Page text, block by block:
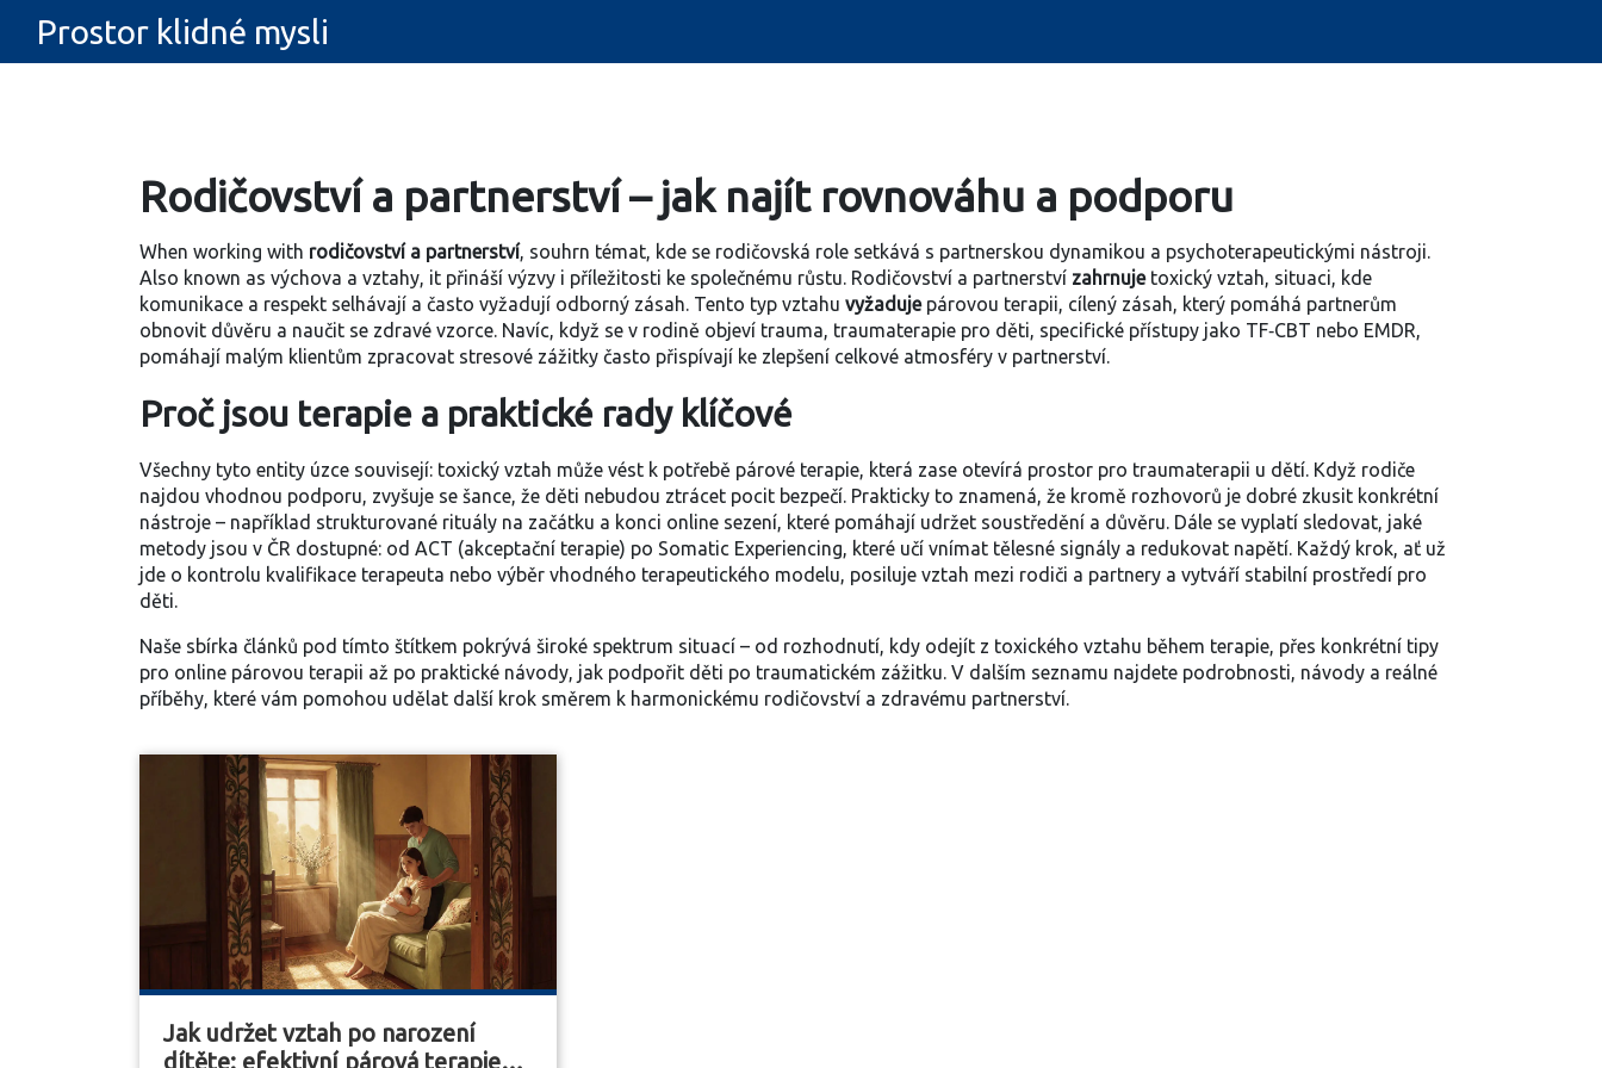
Prostor klidné mysli
Rodičovství a partnerství – jak najít rovnováhu a podporu
When working with rodičovství a partnerství, souhrn témat, kde se rodičovská role setkává s partnerskou dynamikou a psychoterapeutickými nástroji.
Also known as výchova a vztahy, it přináší výzvy i příležitosti ke společnému růstu. Rodičovství a partnerství zahrnuje toxický vztah, situaci, kde
komunikace a respekt selhávají a často vyžadují odborný zásah. Tento typ vztahu vyžaduje párovou terapii, cílený zásah, který pomáhá partnerům
obnovit důvěru a naučit se zdravé vzorce. Navíc, když se v rodině objeví trauma, traumaterapie pro děti, specifické přístupy jako TF‑CBT nebo EMDR,
pomáhají malým klientům zpracovat stresové zážitky často přispívají ke zlepšení celkové atmosféry v partnerství.
Proč jsou terapie a praktické rady klíčové
Všechny tyto entity úzce souvisejí: toxický vztah může vést k potřebě párové terapie, která zase otevírá prostor pro traumaterapii u dětí. Když rodiče
najdou vhodnou podporu, zvyšuje se šance, že děti nebudou ztrácet pocit bezpečí. Prakticky to znamená, že kromě rozhovorů je dobré zkusit konkrétní
nástroje – například strukturované rituály na začátku a konci online sezení, které pomáhají udržet soustředění a důvěru. Dále se vyplatí sledovat, jaké
metody jsou v ČR dostupné: od ACT (akceptační terapie) po Somatic Experiencing, které učí vnímat tělesné signály a redukovat napětí. Každý krok, ať už
jde o kontrolu kvalifikace terapeuta nebo výběr vhodného terapeutického modelu, posiluje vztah mezi rodiči a partnery a vytváří stabilní prostředí pro
děti.
Naše sbírka článků pod tímto štítkem pokrývá široké spektrum situací – od rozhodnutí, kdy odejít z toxického vztahu během terapie, přes konkrétní tipy
pro online párovou terapii až po praktické návody, jak podpořit děti po traumatickém zážitku. V dalším seznamu najdete podrobnosti, návody a reálné
příběhy, které vám pomohou udělat další krok směrem k harmonickému rodičovství a zdravému partnerství.
Jak udržet vztah po narození
dítěte: efektivní párová terapie